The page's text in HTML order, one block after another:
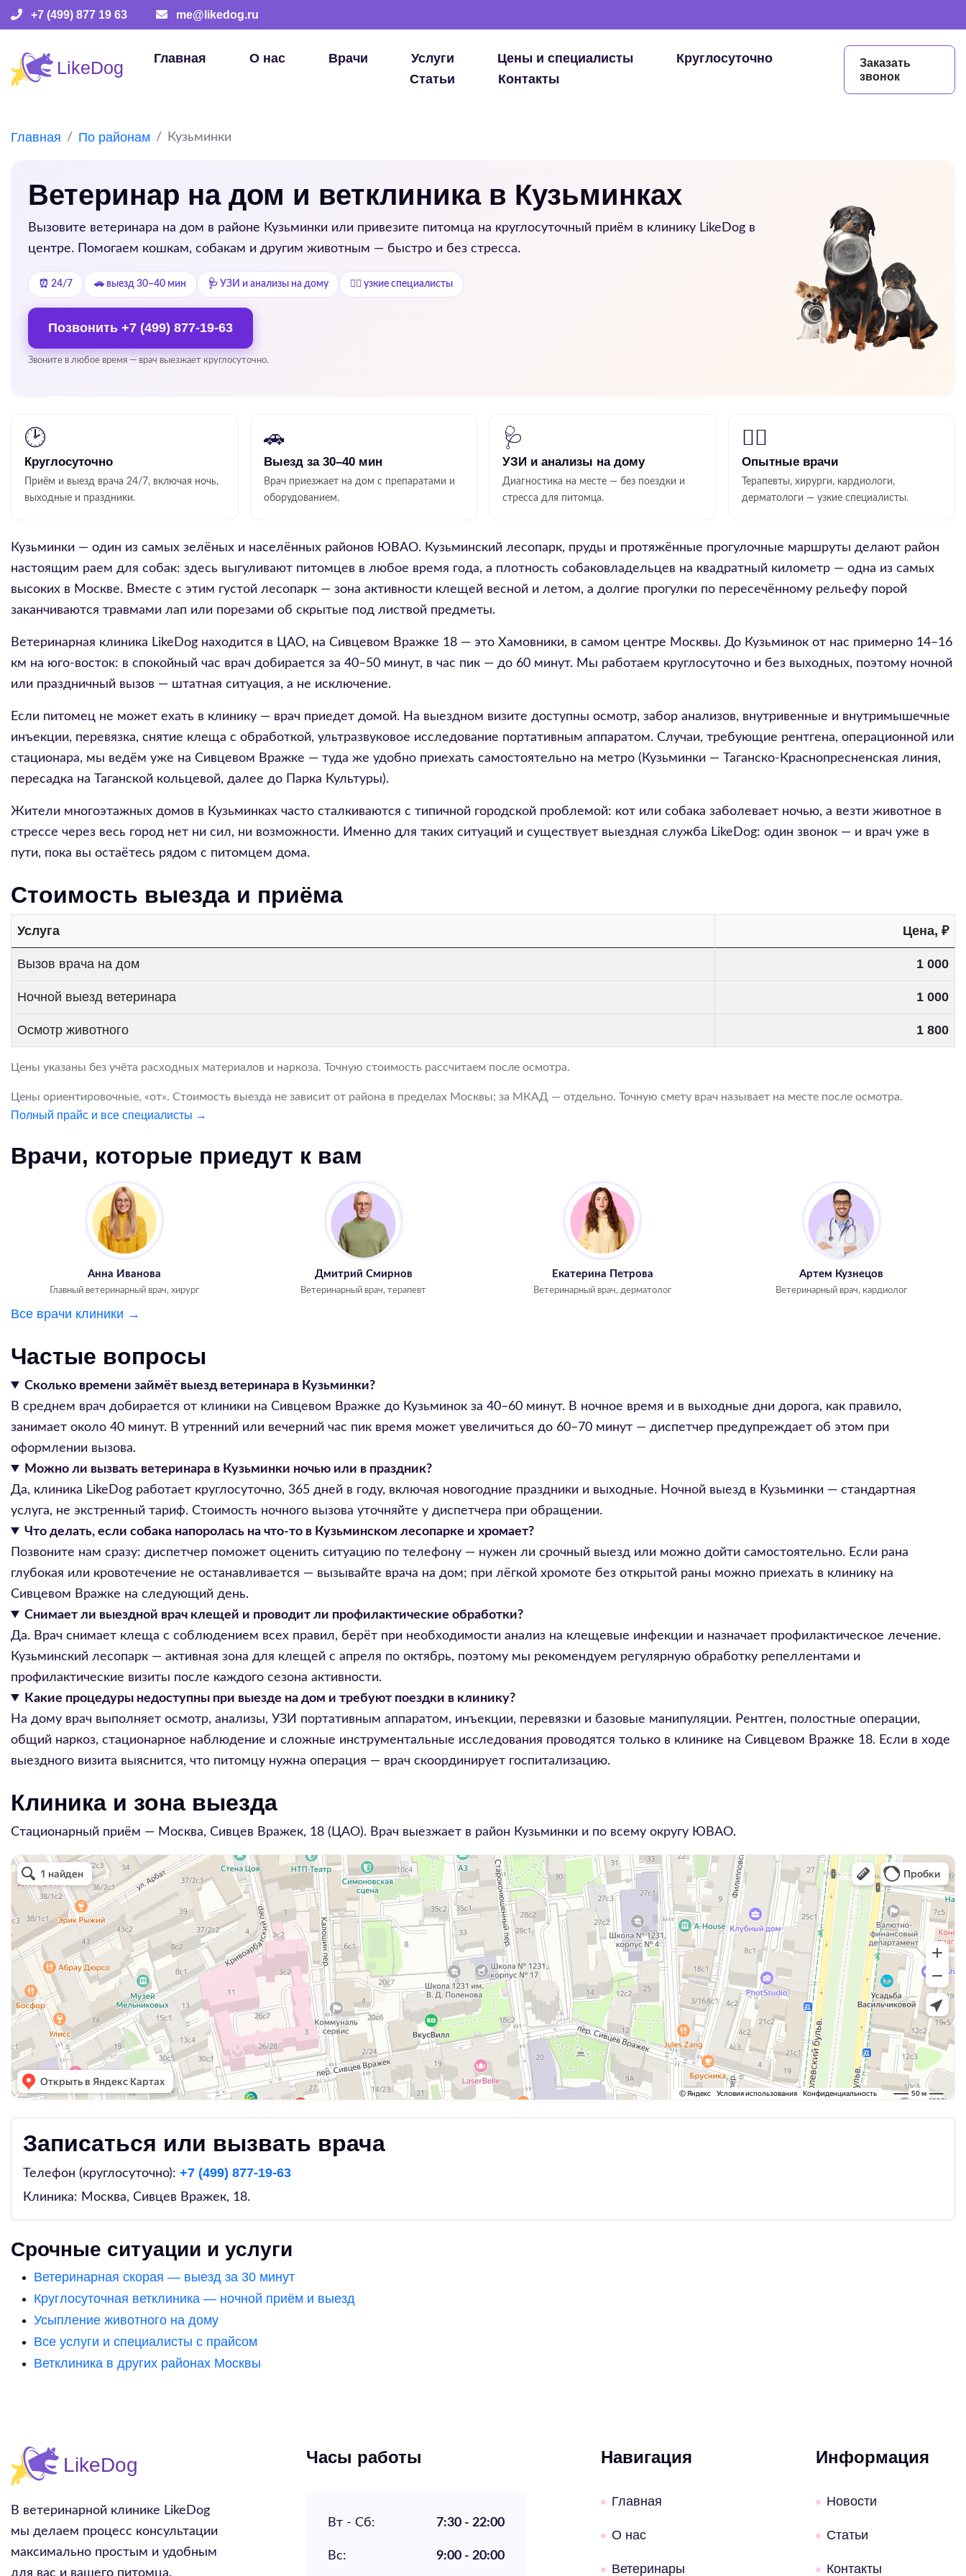
+7 (499) 877 19 63 me@likedog.ru
Главная О нас Врачи Услуги Цены и специалисты
Круглосуточно
Статьи
Контакты
Заказать
звонок
Главная По районам Кузьминки
Ветеринар на дом и ветклиника в Кузьминках
Вызовите ветеринара на дом в районе Кузьминки или привезите питомца на круглосуточный приём в клинику LikeDog в
центре. Помогаем кошкам, собакам и другим животным — быстро и без стресса.
⏰ 24/7 🚗 выезд 30–40 мин 🩺 УЗИ и анализы на дому 👨‍⚕️ узкие специалисты
Позвонить +7 (499) 877-19-63
Звоните в любое время — врач выезжает круглосуточно.
🕑
Круглосуточно
Приём и выезд врача 24/7, включая ночь,
выходные и праздники.
🚗
Выезд за 30–40 мин
Врач приезжает на дом с препаратами и
оборудованием.
🩺
УЗИ и анализы на дому
Диагностика на месте — без поездки и
стресса для питомца.
👨‍⚕️
Опытные врачи
Терапевты, хирурги, кардиологи,
дерматологи — узкие специалисты.
Кузьминки — один из самых зелёных и населённых районов ЮВАО. Кузьминский лесопарк, пруды и протяжённые прогулочные маршруты делают район
настоящим раем для собак: здесь выгуливают питомцев в любое время года, а плотность собаковладельцев на квадратный километр — одна из самых
высоких в Москве. Вместе с этим густой лесопарк — зона активности клещей весной и летом, а долгие прогулки по пересечённому рельефу порой
заканчиваются травмами лап или порезами об скрытые под листвой предметы.
Ветеринарная клиника LikeDog находится в ЦАО, на Сивцевом Вражке 18 — это Хамовники, в самом центре Москвы. До Кузьминок от нас примерно 14–16
км на юго-восток: в спокойный час врач добирается за 40–50 минут, в час пик — до 60 минут. Мы работаем круглосуточно и без выходных, поэтому ночной
или праздничный вызов — штатная ситуация, а не исключение.
Если питомец не может ехать в клинику — врач приедет домой. На выездном визите доступны осмотр, забор анализов, внутривенные и внутримышечные
инъекции, перевязка, снятие клеща с обработкой, ультразвуковое исследование портативным аппаратом. Случаи, требующие рентгена, операционной или
стационара, мы ведём уже на Сивцевом Вражке — туда же удобно приехать самостоятельно на метро (Кузьминки — Таганско-Краснопресненская линия,
пересадка на Таганской кольцевой, далее до Парка Культуры).
Жители многоэтажных домов в Кузьминках часто сталкиваются с типичной городской проблемой: кот или собака заболевает ночью, а везти животное в
стрессе через весь город нет ни сил, ни возможности. Именно для таких ситуаций и существует выездная служба LikeDog: один звонок — и врач уже в
пути, пока вы остаётесь рядом с питомцем дома.
Стоимость выезда и приёма
Услуга Цена, ₽
Вызов врача на дом 1 000
Ночной выезд ветеринара 1 000
Осмотр животного 1 800
Цены указаны без учёта расходных материалов и наркоза. Точную стоимость рассчитаем после осмотра.
Цены ориентировочные, «от». Стоимость выезда не зависит от района в пределах Москвы; за МКАД — отдельно. Точную смету врач называет на месте после осмотра.
Полный прайс и все специалисты →
Врачи, которые приедут к вам
Анна Иванова
Главный ветеринарный врач, хирург
Дмитрий Смирнов
Ветеринарный врач, терапевт
Екатерина Петрова
Ветеринарный врач, дерматолог
Артем Кузнецов
Ветеринарный врач, кардиолог
Все врачи клиники →
Частые вопросы
Сколько времени займёт выезд ветеринара в Кузьминки?
В среднем врач добирается от клиники на Сивцевом Вражке до Кузьминок за 40–60 минут. В ночное время и в выходные дни дорога, как правило,
занимает около 40 минут. В утренний или вечерний час пик время может увеличиться до 60–70 минут — диспетчер предупреждает об этом при
оформлении вызова.
Можно ли вызвать ветеринара в Кузьминки ночью или в праздник?
Да, клиника LikeDog работает круглосуточно, 365 дней в году, включая новогодние праздники и выходные. Ночной выезд в Кузьминки — стандартная
услуга, не экстренный тариф. Стоимость ночного вызова уточняйте у диспетчера при обращении.
Что делать, если собака напоролась на что-то в Кузьминском лесопарке и хромает?
Позвоните нам сразу: диспетчер поможет оценить ситуацию по телефону — нужен ли срочный выезд или можно дойти самостоятельно. Если рана
глубокая или кровотечение не останавливается — вызывайте врача на дом; при лёгкой хромоте без открытой раны можно приехать в клинику на
Сивцевом Вражке на следующий день.
Снимает ли выездной врач клещей и проводит ли профилактические обработки?
Да. Врач снимает клеща с соблюдением всех правил, берёт при необходимости анализ на клещевые инфекции и назначает профилактическое лечение.
Кузьминский лесопарк — активная зона для клещей с апреля по октябрь, поэтому мы рекомендуем регулярную обработку репеллентами и
профилактические визиты после каждого сезона активности.
Какие процедуры недоступны при выезде на дом и требуют поездки в клинику?
На дому врач выполняет осмотр, анализы, УЗИ портативным аппаратом, инъекции, перевязки и базовые манипуляции. Рентген, полостные операции,
общий наркоз, стационарное наблюдение и сложные инструментальные исследования проводятся только в клинике на Сивцевом Вражке 18. Если в ходе
выездного визита выяснится, что питомцу нужна операция — врач скоординирует госпитализацию.
Клиника и зона выезда
Стационарный приём — Москва, Сивцев Вражек, 18 (ЦАО). Врач выезжает в район Кузьминки и по всему округу ЮВАО.
Записаться или вызвать врача
Телефон (круглосуточно): +7 (499) 877-19-63
Клиника: Москва, Сивцев Вражек, 18.
Срочные ситуации и услуги
Ветеринарная скорая — выезд за 30 минут
Круглосуточная ветклиника — ночной приём и выезд
Усыпление животного на дому
Все услуги и специалисты с прайсом
Ветклиника в других районах Москвы
В ветеринарной клинике LikeDog
мы делаем процесс консультации
максимально простым и удобным
для вас и вашего питомца.
Часы работы
Вт - Сб: 7:30 - 22:00
Вс: 9:00 - 20:00
Навигация
Главная
О нас
Ветеринары
Информация
Новости
Статьи
Контакты